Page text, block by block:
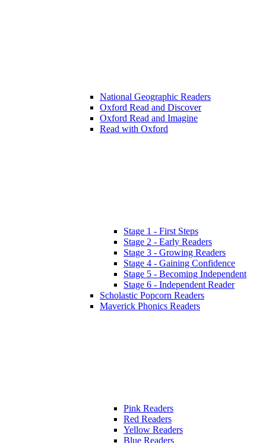
National Geographic Readers
Oxford Read and Discover
Oxford Read and Imagine
Read with Oxford
Stage 1 - First Steps
Stage 2 - Early Readers
Stage 3 - Growing Readers
Stage 4 - Gaining Confidence
Stage 5 - Becoming Independent
Stage 6 - Independent Reader
Scholastic Popcorn Readers
Maverick Phonics Readers
Pink Readers
Red Readers
Yellow Readers
Blue Readers